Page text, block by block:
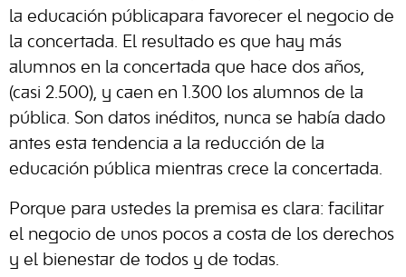
la educación públicapara favorecer el negocio de
la concertada. El resultado es que hay más
alumnos en la concertada que hace dos años,
(casi 2.500), y caen en 1.300 los alumnos de la
pública. Son datos inéditos, nunca se había dado
antes esta tendencia a la reducción de la
educación pública mientras crece la concertada.
Porque para ustedes la premisa es clara: facilitar
el negocio de unos pocos a costa de los derechos
y el bienestar de todos y de todas.